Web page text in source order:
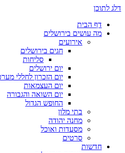
דלג לתוכן
דף הבית
מה עושים בירושלים
אירועים
חגים בירושלים
סליחות
יום ירושלים
יום הזכרון לחללי
יום העצמאות
יום השואה והגבורה
החופש הגדול
בתי מלון
מחנה יהודה
מסעדות ואוכל
סרטים
חדשות